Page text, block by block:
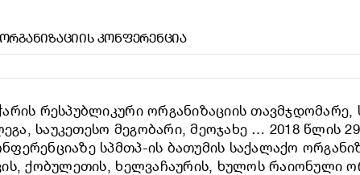
ᲙᲝᲜᲤᲔᲠᲔᲜᲪᲘᲐ
რესპუბლიკური ორგანიზაციის თავმჯდომარე,
საუკეთესო მეგობარი, მეოჯახე … 2018 წლის
სპმთპ-ის ბათუმის საქალაქო
ქობულეთის, ხელვაჩაურის, ხულოს რაიონული